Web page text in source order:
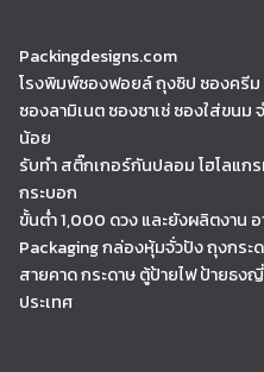
Packingdesigns.com
โรงพิมพ์ซองฟอยล์ ถุงซิป ซองครีม
ซองลามิเนต ซองซาเช่ ซองใส่ขน
น้อย
รับทำ สติ๊กเกอร์กันปลอม โฮโลแ
กระบอก
ขั้นต่ำ 1,000 ดวง และยังผลิตงาน
Packaging กล่องหุ้มจั่วปัง ถุงกระ
สายคาด กระดาษ ตู้ป้ายไฟ ป้ายธ
ประเทศ